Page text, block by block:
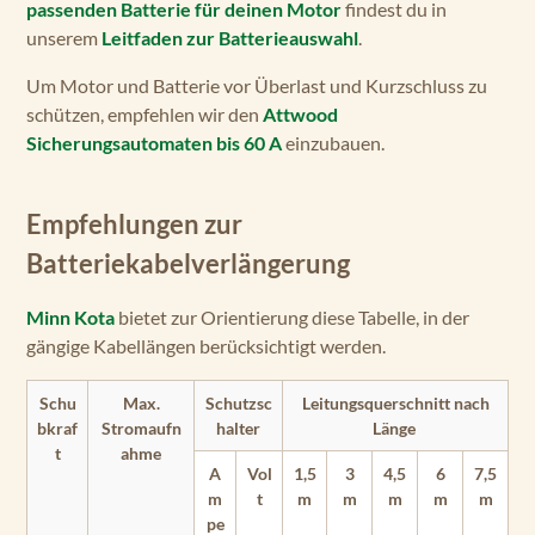
passenden Batterie für deinen Motorfindest du in
unserem Leitfaden zur Batterieauswahl.
Um Motor und Batterie vor Überlast und Kurzschluss zu
schützen, empfehlen wir den Attwood
Sicherungsautomaten bis 60 Aeinzubauen.
Empfehlungen zur
Batteriekabelverlängerung
Minn Kota bietet zur Orientierung diese Tabelle, in der
gängige Kabellängen berücksichtigt werden.
Schu
bkraf
t
Max.
Stromaufn
ahme
Schutzsc
halter
Leitungsquerschnitt nach
Länge
A
m
pe
Vol
t
1,5
m
3
m
4,5
m
6
m
7,5
m